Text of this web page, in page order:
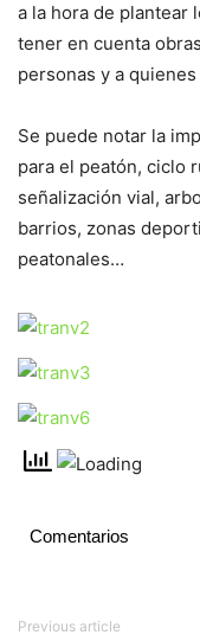
a la hora de plantear
tener en cuenta
personas y a
Se puede notar la
para el peatón, ciclo
señalización vial,
barrios, zonas
peatonales…
Comentarios
Previous article